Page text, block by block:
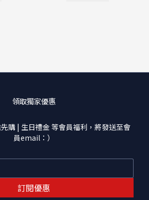
領取獨家優惠
購 | 生日禮金 等會員福利，將發送至會
員email：）
訂閱優惠